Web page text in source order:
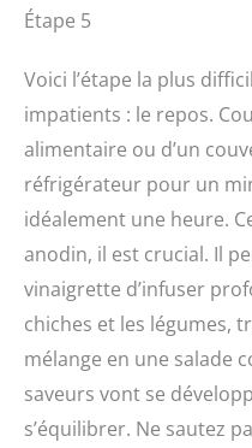
Étape 5
Voici l’étape la plus
impatients : le repos.
alimentaire ou d’un
réfrigérateur pour un
idéalement une heure.
anodin, il est crucial. Il
vinaigrette d’infuser
chiches et les légumes,
mélange en une salade
saveurs vont se
s’équilibrer. Ne sautez